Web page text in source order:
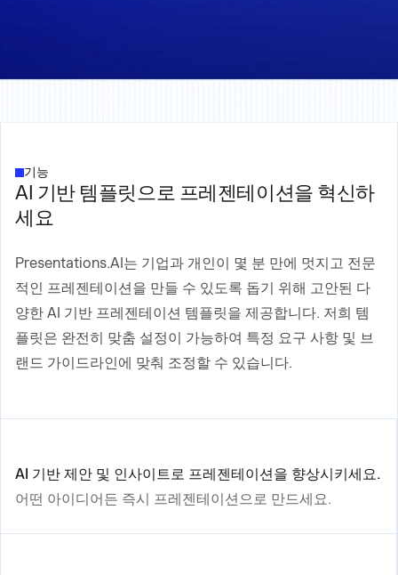
기능
AI 기반 템플릿으로 프레젠테이션을 혁신하
세요
Presentations.AI는 기업과 개인이 몇 분 만에 멋지고 전문
적인 프레젠테이션을 만들 수 있도록 돕기 위해 고안된 다
양한 AI 기반 프레젠테이션 템플릿을 제공합니다. 저희 템
플릿은 완전히 맞춤 설정이 가능하여 특정 요구 사항 및 브
랜드 가이드라인에 맞춰 조정할 수 있습니다.
AI 기반 제안 및 인사이트로 프레젠테이션을 향상시키세요.
어떤 아이디어든 즉시 프레젠테이션으로 만드세요.